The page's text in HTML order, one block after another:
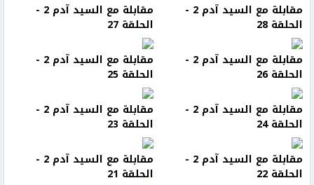
مقابلة مع السيد آدم 2 -
الحلقة 28
مقابلة مع السيد آدم 2 -
الحلقة 27
مقابلة مع السيد آدم 2 -
الحلقة 26
مقابلة مع السيد آدم 2 -
الحلقة 25
مقابلة مع السيد آدم 2 -
الحلقة 24
مقابلة مع السيد آدم 2 -
الحلقة 23
مقابلة مع السيد آدم 2 -
الحلقة 22
مقابلة مع السيد آدم 2 -
الحلقة 21